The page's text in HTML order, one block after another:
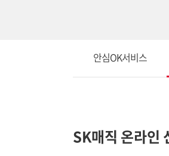
안심OK서비스
SK매직 온라인